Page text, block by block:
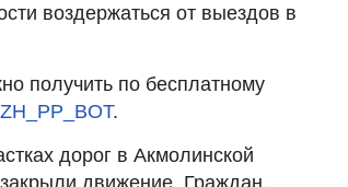
воздержаться от выездов в
получить по бесплатному
.
дорог в Акмолинской
движение. Граждан,